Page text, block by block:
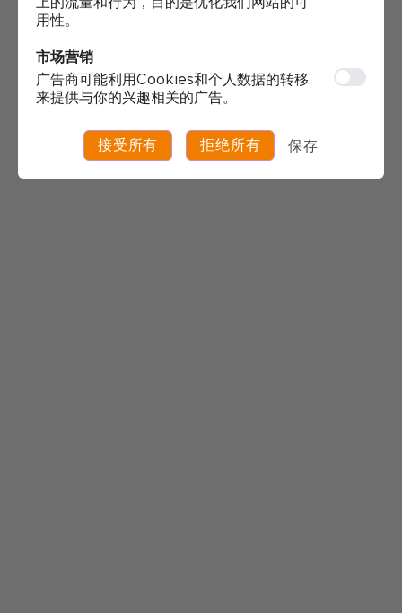
用性。
市场营销
广告商可能利用Cookies和个人数据的转移
来提供与你的兴趣相关的广告。
接受所有 拒绝所有 保存